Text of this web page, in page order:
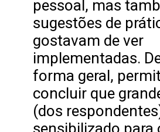
pessoal, mas
sugestões de
gostavam de ver
implementadas.
forma geral,
concluir que
(dos